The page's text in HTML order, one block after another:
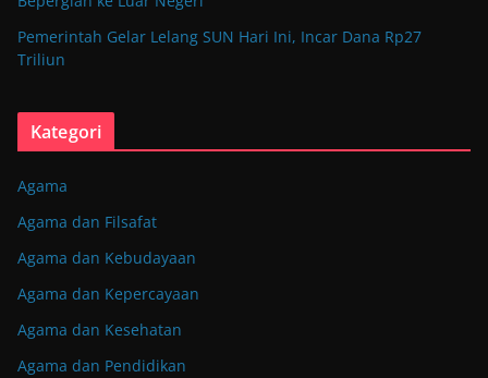
Pemerintah Gelar Lelang SUN Hari Ini, Incar Dana Rp27
Triliun
Kategori
Agama
Agama dan Filsafat
Agama dan Kebudayaan
Agama dan Kepercayaan
Agama dan Kesehatan
Agama dan Pendidikan